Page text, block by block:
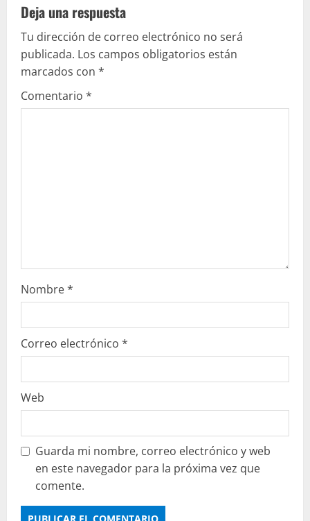
e
y
e
n
Deja una respuesta
Tu dirección de correo electrónico no será
publicada. Los campos obligatorios están
marcados con *
Comentario *
Nombre*
Correo electrónico *
Web
Guarda mi nombre, correo electrónico y web
en este navegador para la próxima vez que
comente.